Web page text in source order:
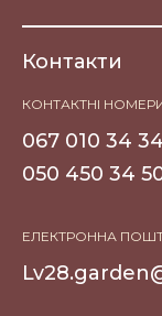
Контакти
КОНТАКТНІ
067 010 34 34
050 450 34
ЕЛЕКТРОННА